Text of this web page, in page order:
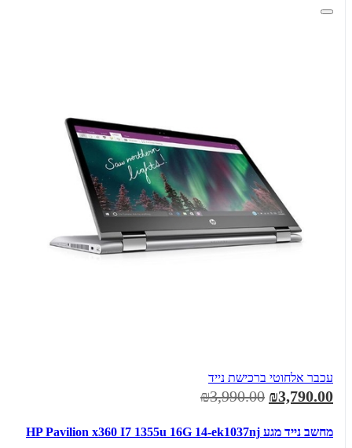
עכבר אלחוטי ברכישת נייד
₪3,790.00
₪3,990.00
מחשב נייד מגע HP Pavilion x360 I7 1355u 16G 14-ek1037nj